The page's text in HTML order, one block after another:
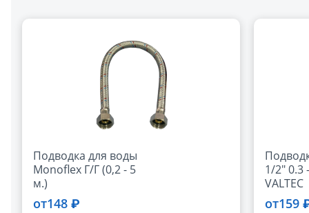
Подводка для воды
Monoflex Г/Г (0,2 - 5
м.)
от148 ₽
1/2" 0.3
VALTEC
от159